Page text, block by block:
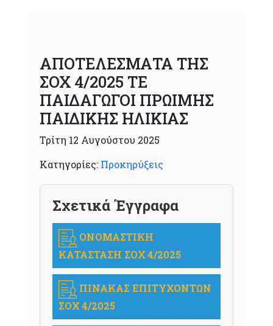
ΑΠΟΤΕΛΕΣΜΑΤΑ ΤΗΣ
ΣΟΧ 4/2025 ΤΕ
ΠΑΙΔΑΓΩΓΟΙ ΠΡΩΙΜΗΣ
ΠΑΙΔΙΚΗΣ ΗΛΙΚΙΑΣ
Τρίτη 12 Αυγούστου 2025
Κατηγορίες: Προκηρύξεις
Σχετικά Έγγραφα
ΟΝΟΜΑΣΤΙΚΗ
ΚΑΤΑΣΤΑΣΗ ΣΟΧ 4/2025
ΠΙΝΑΚΑΣ ΕΠΙΤΥΧΟΝΤΩΝ
ΣΟΧ 4/2025